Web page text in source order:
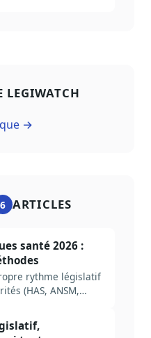
LEGIWATCH
→
6 ARTICLES
santé 2026 :
rythme législatif
(HAS, ANSM,
santé efficace en
les sources